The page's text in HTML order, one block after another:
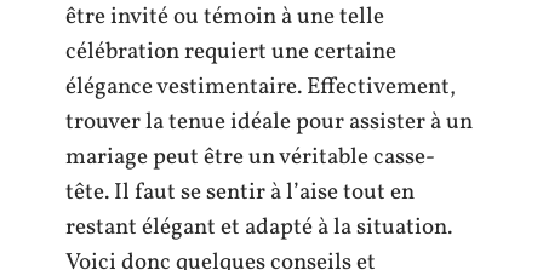
être invité ou témoin à une telle
célébration requiert une certaine
élégance vestimentaire. Effectivement,
trouver la tenue idéale pour assister à un
mariage peut être un véritable casse-
tête. Il faut se sentir à l’aise tout en
restant élégant et adapté à la situation.
Voici donc quelques conseils et